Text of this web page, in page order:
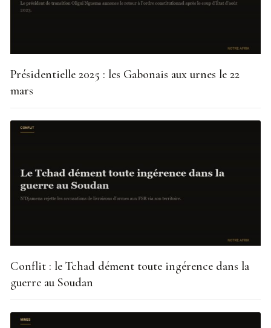
Présidentielle 2025 : les Gabonais aux urnes le 22
mars
Conflit : le Tchad dément toute ingérence dans la
guerre au Soudan